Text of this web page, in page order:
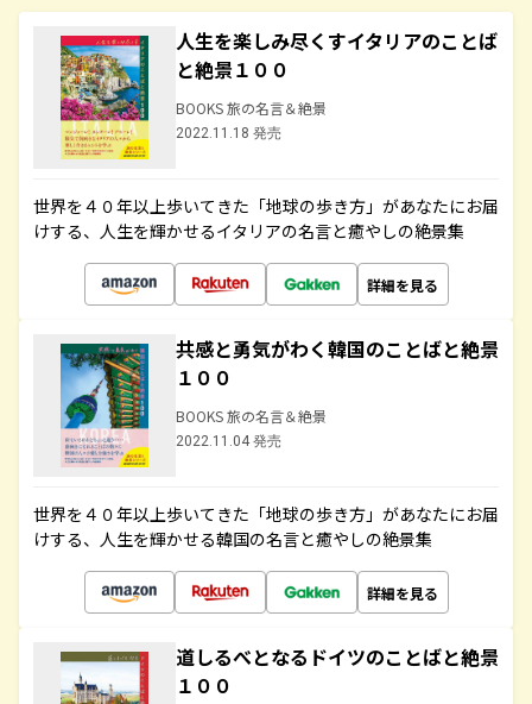
人生を楽しみ尽くすイタリアのことば
と絶景１００
BOOKS 旅の名言＆絶景
2022.11.18 発売
世界を４０年以上歩いてきた「地球の歩き方」があなたにお届
けする、人生を輝かせるイタリアの名言と癒やしの絶景集
詳細を見る
共感と勇気がわく韓国のことばと絶景
１００
BOOKS 旅の名言＆絶景
2022.11.04 発売
世界を４０年以上歩いてきた「地球の歩き方」があなたにお届
けする、人生を輝かせる韓国の名言と癒やしの絶景集
詳細を見る
道しるべとなるドイツのことばと絶景
１００